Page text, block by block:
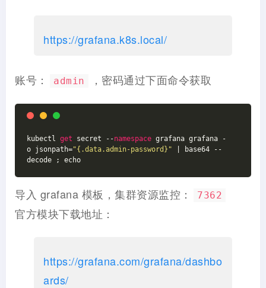
https://grafana.k8s.local/
账号： admin ，密码通过下面命令获取
kubectl get secret --namespace grafana grafana -
o jsonpath="{.data.admin-password}" | base64 --
decode ; echo
导入 grafana 模板，集群资源监控： 7362
官方模块下载地址：
https://grafana.com/grafana/dashbo
ards/